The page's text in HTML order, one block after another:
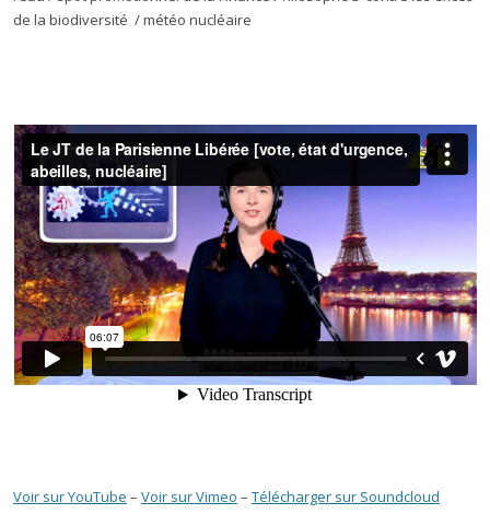
de la biodiversité / météo nucléaire
Voir sur YouTube – Voir sur Vimeo – Télécharger sur Soundcloud